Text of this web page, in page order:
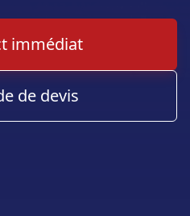
immédiat
de devis